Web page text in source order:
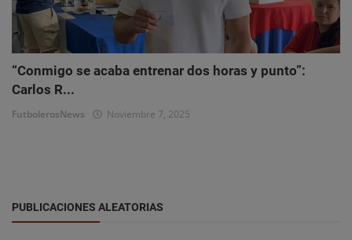
“Conmigo se acaba entrenar dos horas y punto”:
Carlos R...
FutbolerosNews Noviembre 7, 2025
PUBLICACIONES ALEATORIAS